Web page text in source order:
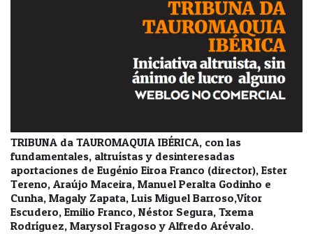
TRIBUNA da TAUROMAQUIA IBÉRICA, con las
fundamentales, altruístas y desinteresadas
aportaciones de Eugénio Eiroa Franco (director), Ester
Tereno, Araújo Maceira, Manuel Peralta Godinho e
Cunha, Magaly Zapata, Luis Miguel Barroso,Vítor
Escudero, Emilio Franco, Néstor Segura, Txema
Rodríguez, Marysol Fragoso y Alfredo Arévalo.